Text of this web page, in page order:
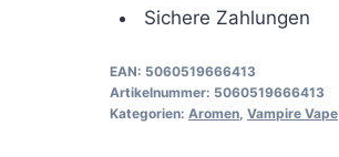
Sichere Zahlungen
EAN: 5060519666413
Artikelnummer: 5060519666413
Kategorien: Aromen, Vampire Vape